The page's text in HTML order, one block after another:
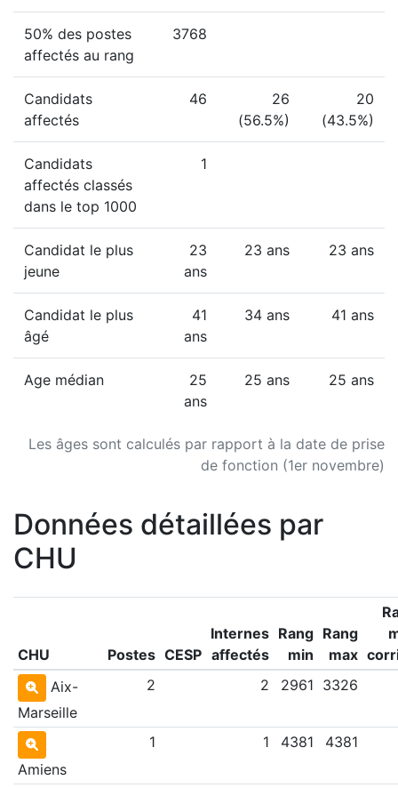
Les âges sont calculés par rapport à la date de prise
de fonction (1er novembre)
50% des postes
affectés au rang
3768
Candidats
affectés
46
26
(56.5%)
20
(43.5%)
Candidats
affectés classés
dans le top 1000
1
Candidat le plus
jeune
23
ans
23 ans 23 ans
Candidat le plus
âgé
41
ans
34 ans 41 ans
Age médian
25
ans
25 ans 25 ans
Données détaillées par
CHU
CHU Postes CESP
Internes
affectés
Rang
min
Rang
max
Aix-
Marseille
2 2 2961 3326
Amiens
1 1 4381 4381